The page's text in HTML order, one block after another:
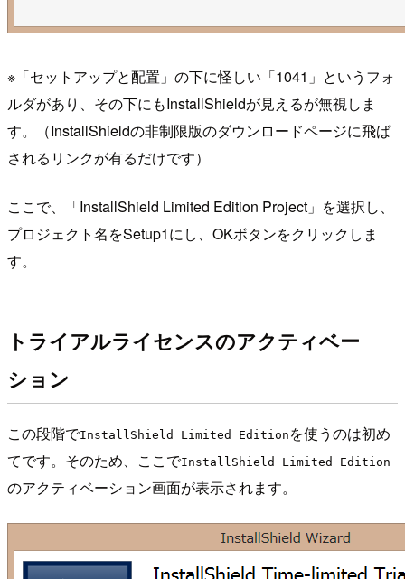
※「セットアップと配置」の下に怪しい「1041」というフォ
ルダがあり、その下にもInstallShieldが見えるが無視しま
す。（InstallShieldの非制限版のダウンロードページに飛ば
されるリンクが有るだけです）
ここで、「InstallShield Limited Edition Project」を選択し、
プロジェクト名をSetup1にし、OKボタンをクリックしま
す。
トライアルライセンスのアクティベー
ション
この段階でInstallShield Limited Edition を使うのは初め
てです。そのため、ここでInstallShield Limited Edition
のアクティベーション画面が表示されます。